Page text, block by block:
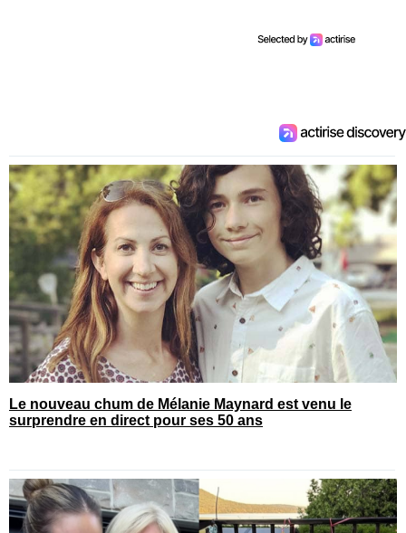
Le nouveau chum de Mélanie Maynard est venu le
surprendre en direct pour ses 50 ans